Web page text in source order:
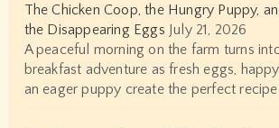
The Chicken Coop, the Hungry Puppy,
the Disappearing Eggs July 21, 2026
A peaceful morning on the farm turns
breakfast adventure as fresh eggs,
an eager puppy create the perfect